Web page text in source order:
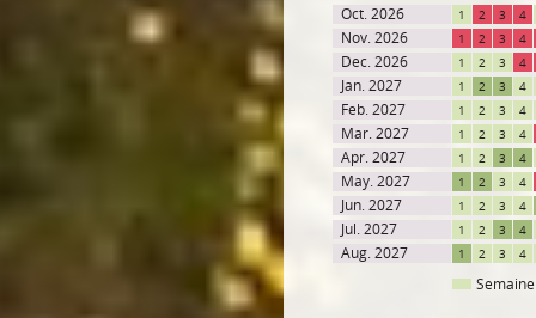
Oct. 2026 1 2 3 4
Nov. 2026 1 2 3 4
Dec. 2026 1 2 3 4
Jan. 2027 1 2 3 4
Feb. 2027 1 2 3 4
Mar. 2027 1 2 3 4
Apr. 2027 1 2 3 4
May. 2027 1 2 3 4
Jun. 2027 1 2 3 4
Jul. 2027 1 2 3 4
Aug. 2027 1 2 3 4
Semaine